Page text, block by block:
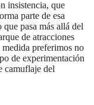
insistencia, que
parte de esa
pasa más allá del
de atracciones
preferimos no
de experimentación
camuflaje del